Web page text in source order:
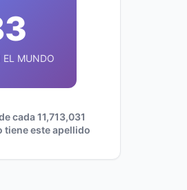
EL MUNDO
cada 11,713,031
tiene este apellido